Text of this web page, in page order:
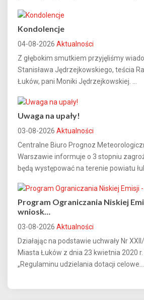
Kondolencje
04-08-2026 Aktualności
Z głębokim smutkiem przyjęliśmy
Stanisława Jędrzejkowskiego, teścia
Łuków, pani Moniki Jędrzejkowskiej. ...
Uwaga na upały!
03-08-2026 Aktualności
Centralne Biuro Prognoz
Warszawie informuje o 3 stopniu
będą występować na terenie powiatu
Program Ograniczania Niskiej
wniosk…
03-08-2026 Aktualności
Działając na podstawie uchwały Nr
Miasta Łuków z dnia 23 kwietnia 2020
„Regulaminu udzielania dotacji celowe...